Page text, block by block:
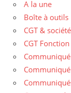
A la une
Boîte à outils
CGT & société
CGT